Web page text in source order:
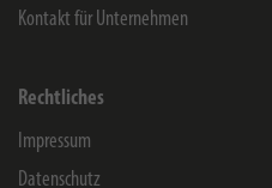
Kontakt für Unternehmen
Rechtliches
Impressum
Datenschutz